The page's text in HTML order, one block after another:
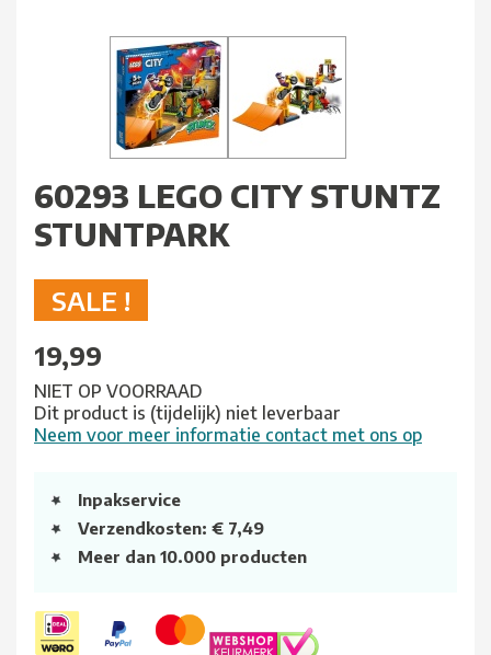
60293 LEGO CITY STUNTZ
STUNTPARK
SALE !
19,99
NIET OP VOORRAAD
Dit product is (tijdelijk) niet leverbaar
Neem voor meer informatie contact met ons op
Inpakservice
Verzendkosten: € 7,49
Meer dan 10.000 producten